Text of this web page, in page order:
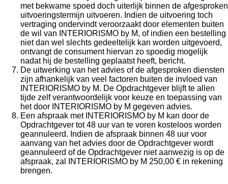
met bekwame spoed doch uiterlijk binnen de afgesproken
uitvoeringstermijn uitvoeren. Indien de uitvoering toch
vertraging ondervindt veroorzaakt door elementen buiten
de wil van INTERIORISMO by M, of indien een bestelling
niet dan wel slechts gedeeltelijk kan worden uitgevoerd,
ontvangt de consument hiervan zo spoedig mogelijk
nadat hij de bestelling geplaatst heeft, bericht.
De uitwerking van het advies of de afgesproken diensten
zijn afhankelijk van veel factoren buiten de invloed van
INTERIORISMO by M. De Opdrachtgever blijft te allen
tijde zelf verantwoordelijk voor keuze en toepassing van
het door INTERIORISMO by M gegeven advies.
Een afspraak met INTERIORISMO by M kan door de
Opdrachtgever tot 48 uur van te voren kosteloos worden
geannuleerd. Indien de afspraak binnen 48 uur voor
aanvang van het advies door de Opdrachtgever wordt
geannuleerd of de Opdrachtgever niet aanwezig is op de
afspraak, zal INTERIORISMO by M 250,00 € in rekening
brengen.